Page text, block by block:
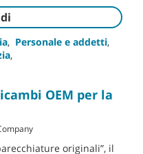
, Personale e addetti,
,
OEM per la
originali”, il